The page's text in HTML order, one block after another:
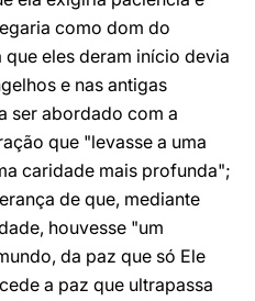
como dom do
eles deram início devia
e nas antigas
ser abordado com a
que "levasse a uma
caridade mais profunda";
de que, mediante
houvesse "um
da paz que só Ele
a paz que ultrapassa